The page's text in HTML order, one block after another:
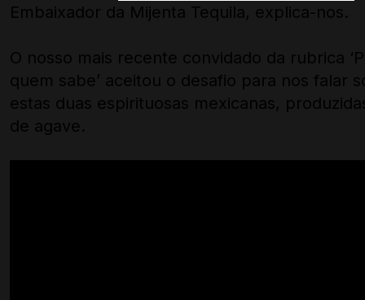
Embaixador da Mijenta Tequila, explica-nos.
O nosso mais recente convidado da rubrica
quem sabe’ aceitou o desafio para nos falar
estas duas espirituosas mexicanas,
de agave.